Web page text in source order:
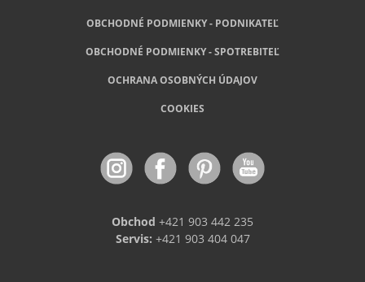
OBCHODNÉ PODMIENKY - PODNIKATEĽ
OBCHODNÉ PODMIENKY - SPOTREBITEĽ
OCHRANA OSOBNÝCH ÚDAJOV
COOKIES
Obchod +421 903 442 235
Servis: +421 903 404 047